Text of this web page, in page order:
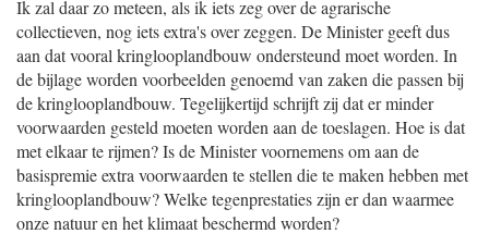
Ik zal daar zo meteen, als ik iets zeg over de agrarische
collectieven, nog iets extra's over zeggen. De Minister geeft dus
aan dat vooral kringlooplandbouw ondersteund moet worden. In
de bijlage worden voorbeelden genoemd van zaken die passen bij
de kringlooplandbouw. Tegelijkertijd schrijft zij dat er minder
voorwaarden gesteld moeten worden aan de toeslagen. Hoe is dat
met elkaar te rijmen? Is de Minister voornemens om aan de
basispremie extra voorwaarden te stellen die te maken hebben met
kringlooplandbouw? Welke tegenprestaties zijn er dan waarmee
onze natuur en het klimaat beschermd worden?